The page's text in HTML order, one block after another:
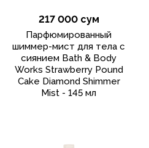
217 000 сум
Парфюмированный
шиммер-мист для тела с
сиянием Bath & Body
Works Strawberry Pound
Cake Diamond Shimmer
Mist - 145 мл